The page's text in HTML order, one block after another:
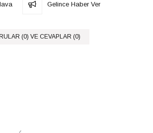
Gelince Haber Ver
(0) VE CEVAPLAR (0)